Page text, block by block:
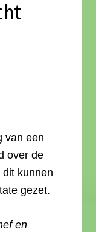
van een
over de
kunnen
gezet.
en